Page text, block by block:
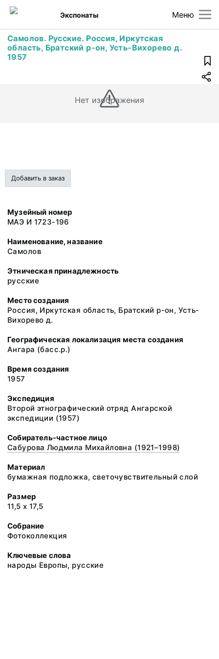
Меню
Экспонаты
Самолов. Русские. Россия, Иркутская
область, Братский р-он, Усть-Вихорево д.
1957
Нет изображения
Добавить в заказ
Музейный номер
МАЭ И 1723-196
Наименование, название
Самолов
Этническая принадлежность
русские
Место создания
Россия, Иркутская область, Братский р-он, Усть-
Вихорево д.
Географическая локализация места создания
Ангара (басс.р.)
Время создания
1957
Экспедиция
Второй этнографический отряд Ангарской
экспедиции (1957)
Собиратель-частное лицо
Сабурова Людмила Михайловна (1921–1998)
Материал
бумажная подложка, светочувствительный слой
Размер
11,5 х 17,5
Собрание
Фотоколлекция
Ключевые слова
народы Европы, русские